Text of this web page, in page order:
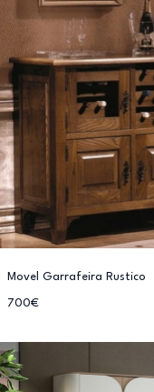
Movel Garrafeira Rustico
700€